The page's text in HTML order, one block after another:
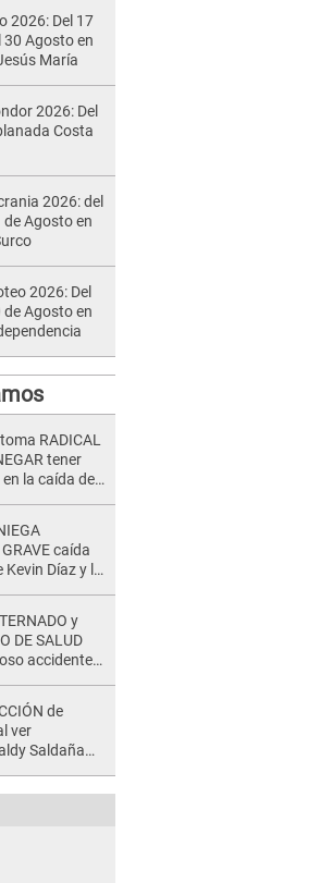
2026: Del 17
Agosto en
María
2026: Del
Costa
2026: del
de Agosto en
2026: Del
de Agosto en
RADICAL
tener
la caída de
caída
Kevin Díaz y lo
y
DE SALUD
accidente
de
ver
Saldaña